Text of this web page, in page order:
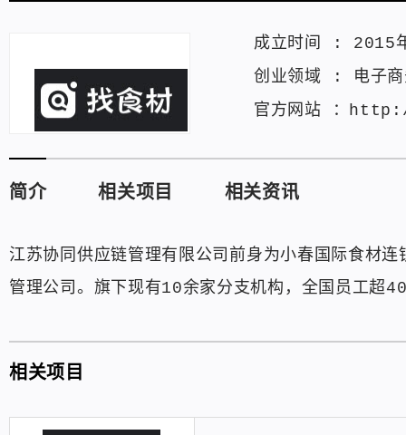
成立时间 : 2015
创业领域 :
电子
官方网站 ：
简介 相关项目 相关资讯
江苏协同供应链管理有限公司前身为小春国际食材
管理公司。旗下现有10余家分支机构，全国员工超
相关项目